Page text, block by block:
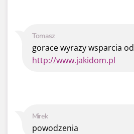
Mirek
powodzenia
Tomasz
gorace wyrazy wsparcia od
http://www.jakidom.pl